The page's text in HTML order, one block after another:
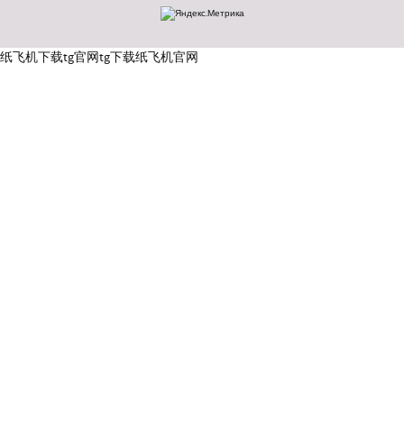
纸飞机下载tg官网tg下载纸飞机官网